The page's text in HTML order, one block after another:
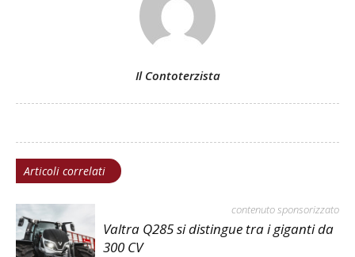
Il Contoterzista
Articoli correlati
contenuto sponsorizzato
Valtra Q285 si distingue tra i giganti da
300 CV